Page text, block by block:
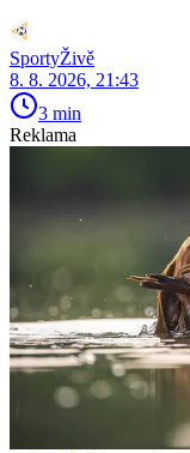
SportyŽivě
8. 8. 2026, 21:43
3 min
Reklama